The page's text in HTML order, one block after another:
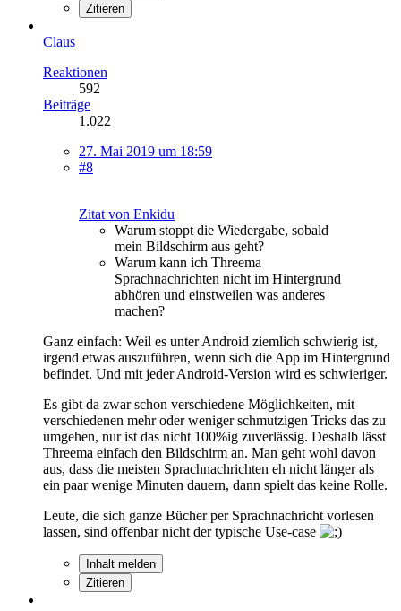
Zitieren
Claus
Reaktionen
592
Beiträge
1.022
27. Mai 2019 um 18:59
#8
Zitat von Enkidu
Warum stoppt die Wiedergabe, sobald
mein Bildschirm aus geht?
Warum kann ich Threema
Sprachnachrichten nicht im Hintergrund
abhören und einstweilen was anderes
machen?
Ganz einfach: Weil es unter Android ziemlich schwierig ist,
irgend etwas auszuführen, wenn sich die App im Hintergrund
befindet. Und mit jeder Android-Version wird es schwieriger.
Es gibt da zwar schon verschiedene Möglichkeiten, mit
verschiedenen mehr oder weniger schmutzigen Tricks das zu
umgehen, nur ist das nicht 100%ig zuverlässig. Deshalb lässt
Threema einfach den Bildschirm an. Man geht wohl davon
aus, dass die meisten Sprachnachrichten eh nicht länger als
ein paar wenige Minuten dauern, dann spielt das keine Rolle.
Leute, die sich ganze Bücher per Sprachnachricht vorlesen
lassen, sind offenbar nicht der typische Use-case
Inhalt melden
Zitieren